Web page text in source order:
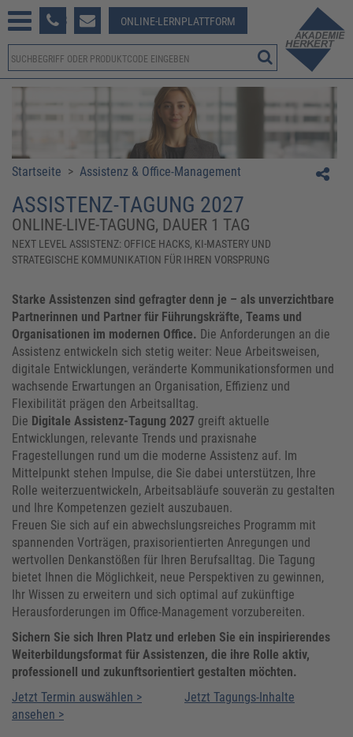
381-123 ONLINE-LERNPLATTFORM
Startseite > Assistenz & Office-Management
ASSISTENZ-TAGUNG 2027
ONLINE-LIVE-TAGUNG, DAUER 1 TAG
NEXT LEVEL ASSISTENZ: OFFICE HACKS, KI-MASTERY UND
STRATEGISCHE KOMMUNIKATION FÜR IHREN VORSPRUNG
Starke Assistenzen sind gefragter denn je – als unverzichtbare
Partnerinnen und Partner für Führungskräfte, Teams und
Organisationen im modernen Office. Die Anforderungen an die
Assistenz entwickeln sich stetig weiter: Neue Arbeitsweisen,
digitale Entwicklungen, veränderte Kommunikationsformen und
wachsende Erwartungen an Organisation, Effizienz und
Flexibilität prägen den Arbeitsalltag.
Die Digitale Assistenz-Tagung 2027 greift aktuelle
Entwicklungen, relevante Trends und praxisnahe
Fragestellungen rund um die moderne Assistenz auf. Im
Mittelpunkt stehen Impulse, die Sie dabei unterstützen, Ihre
Rolle weiterzuentwickeln, Arbeitsabläufe souverän zu gestalten
und Ihre Kompetenzen gezielt auszubauen.
Freuen Sie sich auf ein abwechslungsreiches Programm mit
spannenden Vorträgen, praxisorientierten Anregungen und
wertvollen Denkanstößen für Ihren Berufsalltag. Die Tagung
bietet Ihnen die Möglichkeit, neue Perspektiven zu gewinnen,
Ihr Wissen zu erweitern und sich optimal auf zukünftige
Herausforderungen im Office-Management vorzubereiten.
Sichern Sie sich Ihren Platz und erleben Sie ein inspirierendes
Weiterbildungsformat für Assistenzen, die ihre Rolle aktiv,
professionell und zukunftsorientiert gestalten möchten.
Jetzt Termin auswählen >
Jetzt Tagungs-Inhalte
ansehen >